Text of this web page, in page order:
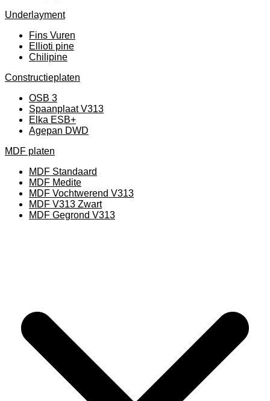
Underlayment
Fins Vuren
Ellioti pine
Chilipine
Constructieplaten
OSB 3
Spaanplaat V313
Elka ESB+
Agepan DWD
MDF platen
MDF Standaard
MDF Medite
MDF Vochtwerend V313
MDF V313 Zwart
MDF Gegrond V313